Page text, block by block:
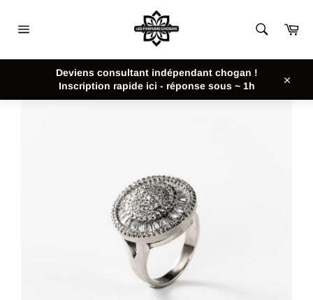
contenu
Deviens consultant indépendant chogan !
Inscription rapide ici - réponse sous ~ 1h
BAGUE VINTAGE BRILLANTE EN MÉTAL RHODIÉ